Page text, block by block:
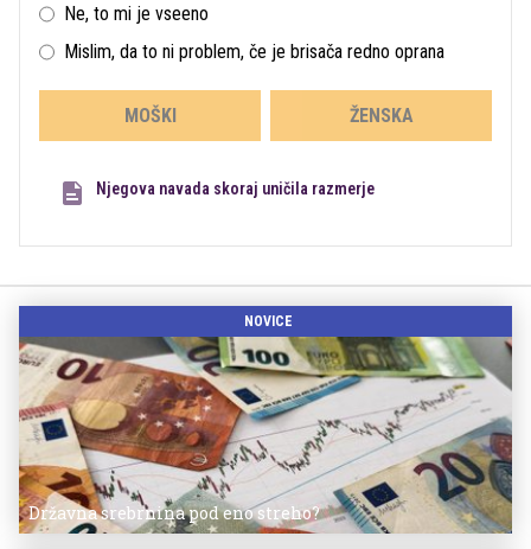
Ne, to mi je vseeno
Mislim, da to ni problem, če je brisača redno oprana
MOŠKI ŽENSKA
Njegova navada skoraj uničila razmerje
NOVICE
Državna srebrnina pod eno streho?